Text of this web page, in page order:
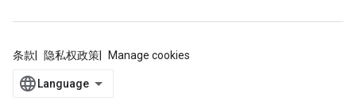
条款 隐私权政策 Manage cookies